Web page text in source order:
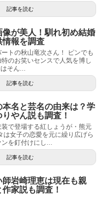
記事を読む
が美人！馴れ初め結婚
情報を調査
トの秋山竜次さん！ ピンでも
のお笑いセンスで人気を博し
そん...
記事を読む
名と芸名の由来は？学
やん説も調査！
で登場する紅しょうが・熊元
は女子の恋愛を元に繰り広げら
を釘付けにし...
記事を読む
岩崎理恵は現在も親
家説も調査！